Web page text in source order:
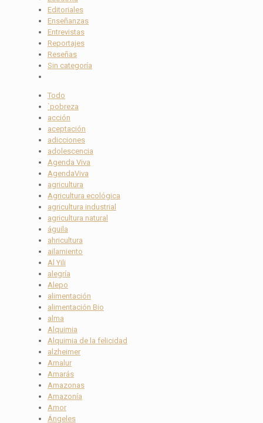
Editoriales
Enseñanzas
Entrevistas
Reportajes
Reseñas
Sin categoría
Todo
`pobreza
acción
aceptación
adicciones
adolescencia
Agenda Viva
AgendaViva
agricultura
Agricultura ecológica
agricultura industrial
agricultura natural
águila
ahricultura
ailamiento
Al Yili
alegría
Alepo
alimentación
alimentación Bio
alma
Alquimia
Alquimia de la felicidad
alzheimer
Amalur
Amarás
Amazonas
Amazonía
Amor
Ángeles